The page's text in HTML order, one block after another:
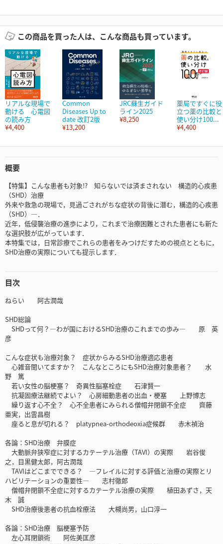
この商品を買った人は、こんな商品も買っています。
リアルな現場で
動ける 心電図
の読み方
¥4,400
Common
Diseases Up to
date 改訂2版
¥13,200
JRC蘇生ガイド
ライン2025
¥8,250
薬局ですぐに役
立つ薬の比較と
使い分け100...
¥4,400
概要
【特集】こんな患者も対象!? 知らないでは済まされない 構造的心疾患
（SHD）治療
外来や救急の現場で，見過ごされがちな症状の背後に潜む，構造的心疾患
（SHD）―．
近年，低侵襲治療の進歩により，これまで治療困難とされた患者にも新た
な選択肢が広がっています．
本特集では，日常診療でこれらの患者をみつけだすための視点とともに，
SHD治療の実際についても提示します．
目次
ねらい 阿古潤哉
SHD総論
SHDって何？―わが国におけるSHD治療のこれまでの歩み― 原 英
彦
こんな症状も治療対象？ 症状からみるSHD治療適応患者
心雑音聞いてますか？ こんなところにもSHD治療対象患者？ 水
野 篤
若い女性の脳梗塞？ 奇異性脳塞栓症 石津賢一
抗凝固療法継続でよい？ 心房細動患者の出血・梗塞 上野博志
繰り返す心不全？ 心不全患者にみられる僧帽弁閉鎖不全症 齊藤
亜実，出雲昌樹
座ると息が切れる？ platypnea-orthodeoxia症候群 赤木禎治
各論：SHD治療 弁膜症
大動脈弁狭窄症に対するカテーテル治療（TAVI）の実際 岩谷俊
之，目黒健太郎，阿古潤哉
TAVIはどこまでできる？ ―フレイルに対する評価と治療の実際とリ
ハビリテーションの重要性― 志村徹郎
僧帽弁閉鎖不全症に対するカテーテル治療の実際 植田あずさ，天
木 誠
SHD治療後患者の抗血栓療法 大槻尚男，山口淳一
各論：SHD治療 脳梗塞予防
左心耳閉鎖術 阿佐美匡彦